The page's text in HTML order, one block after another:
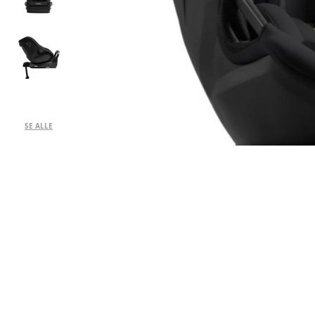
SE ALLE